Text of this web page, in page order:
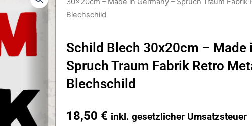
30x20cm – Made in Germany – Spruch Traum Fabrik
Blechschild
Schild Blech 30x20cm – Made
Spruch Traum Fabrik Retro
Blechschild
18,50 € inkl. gesetzlicher Umsatzsteuer